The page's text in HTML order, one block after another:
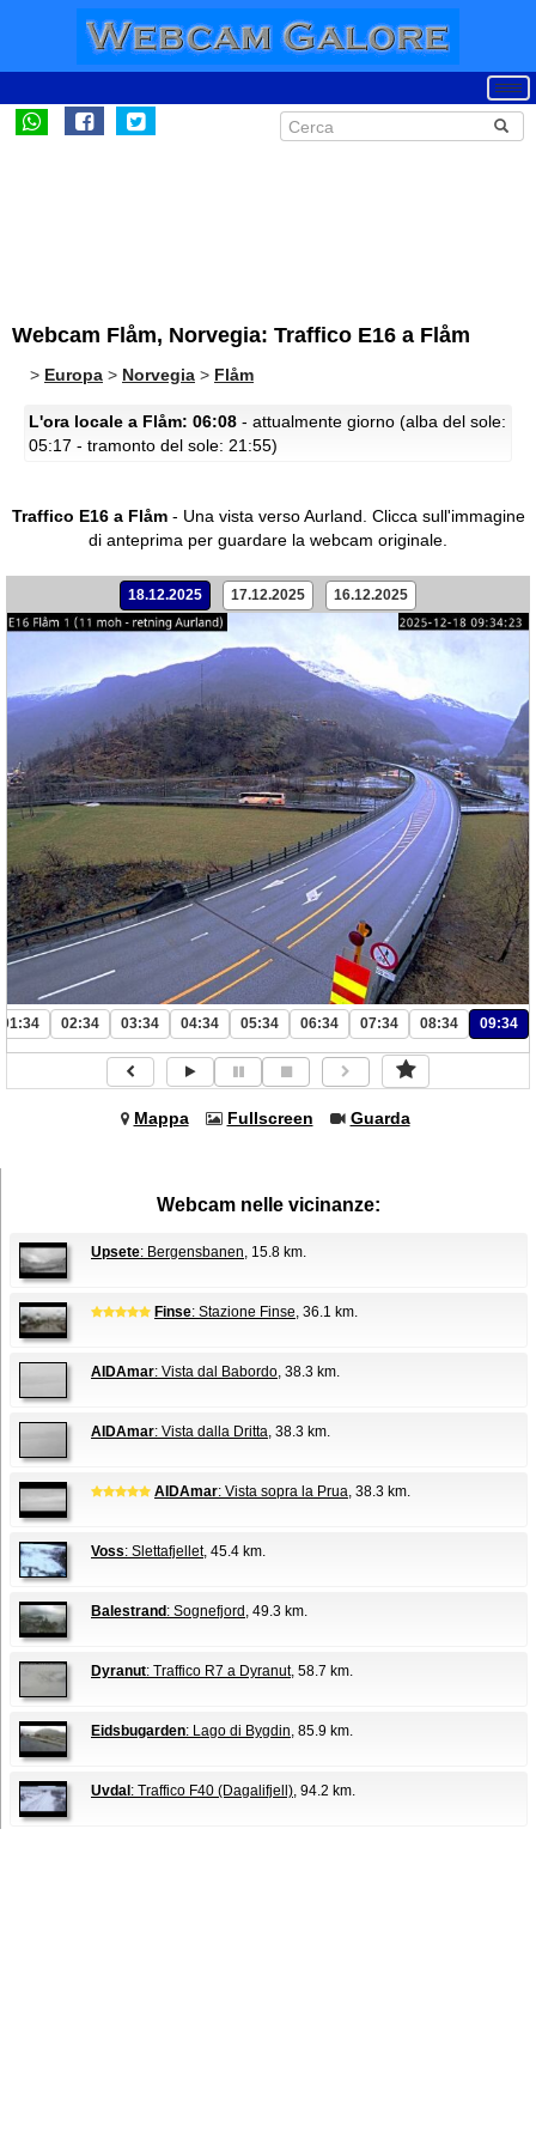
Webcam Flåm, Norvegia: Traffico E16 a Flåm
> Europa > Norvegia > Flåm
L'ora locale a Flåm: 06:08 - attualmente giorno (alba del sole:
05:17 - tramonto del sole: 21:55)
Traffico E16 a Flåm- Una vista verso Aurland. Clicca sull'immagine
di anteprima per guardare la webcam originale.
18.12.2025 17.12.2025 16.12.2025
01:34 02:34 03:34 04:34 05:34 06:34 07:34 08:34 09:34
Mappa Fullscreen Guarda
Webcam nelle vicinanze:
Upsete: Bergensbanen, 15.8 km.
Finse: Stazione Finse, 36.1 km.
AIDAmar: Vista dal Babordo, 38.3 km.
AIDAmar: Vista dalla Dritta, 38.3 km.
AIDAmar: Vista sopra la Prua, 38.3 km.
Voss: Slettafjellet, 45.4 km.
Balestrand : Sognefjord , 49.3 km.
Dyranut: Traffico R7 a Dyranut, 58.7 km.
Eidsbugarden: Lago di Bygdin, 85.9 km.
Uvdal : Traffico F40 (Dagalifjell), 94.2 km.